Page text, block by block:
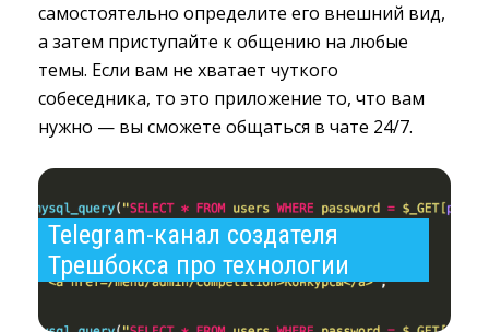
самостоятельно определите его внешний вид,
а затем приступайте к общению на любые
темы. Если вам не хватает чуткого
собеседника, то это приложение то, что вам
нужно — вы сможете общаться в чате 24/7.
Telegram-канал создателя
Трешбокса про технологии